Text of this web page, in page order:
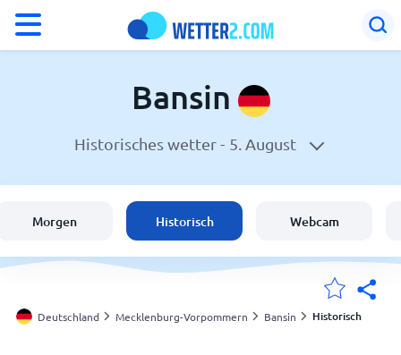
Wetter in Bansin
Schweiz
Österreich
Bansin
Historisches wetter - 5. August
Morgen Historisch Webcam
Deutschland Mecklenburg-Vorpommern Bansin Historisch